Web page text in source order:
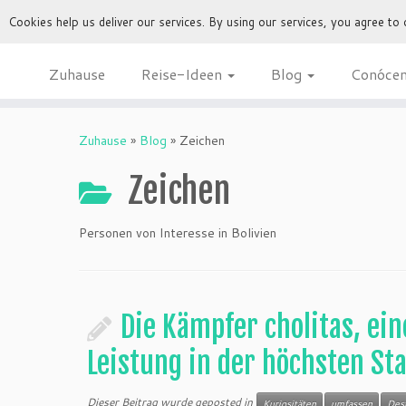
Zuhause Reise-Ideen Blog
Zuhause » Blog » Zeichen
Zeichen
Personen von Interesse in Bolivien
Die Kämpfer cholitas,
Leistung in der höchsten
Dieser Beitrag wurde geposted in Kuriositäten umfassen
Cookies help us deliver our services. By using our services, you agree